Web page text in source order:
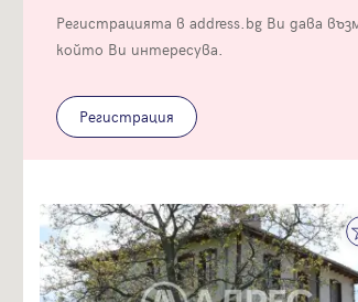
Регистрацията в address.bg Ви дава
който Ви интересува.
Регистрация
Продължи с Google
или влезте с имейл